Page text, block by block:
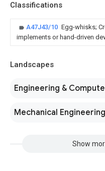
Classifications
A47J43/10 Egg-whisks;
implements or hand-driven
Landscapes
Engineering &
Mechanical Engineering
Show